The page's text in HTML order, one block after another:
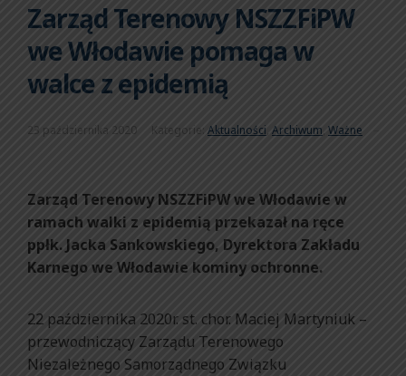
Zarząd Terenowy NSZZFiPW
we Włodawie pomaga w
walce z epidemią
23 października 2020 Kategorie: Aktualności Archiwum Ważne
Zarząd Terenowy NSZZFiPW we Włodawie w
ramach walki z epidemią przekazał na ręce
ppłk. Jacka Sankowskiego, Dyrektora Zakładu
Karnego we Włodawie kominy ochronne.
22 października 2020r. st. chor. Maciej Martyniuk –
przewodniczący Zarządu Terenowego
Niezależnego Samorządnego Związku